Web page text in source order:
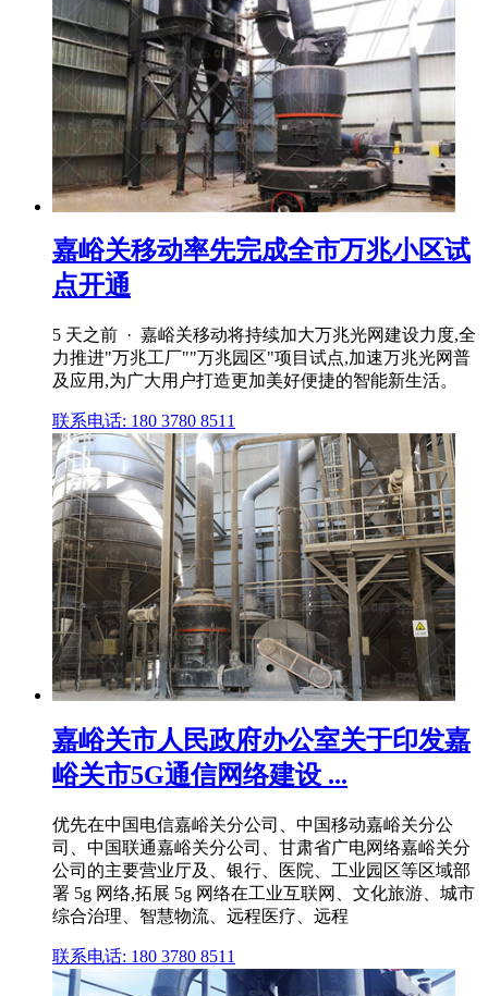
嘉峪关移动率先完成全市万兆小区试
点开通
5 天之前 · 嘉峪关移动将持续加大万兆光网建设力度,全
力推进"万兆工厂""万兆园区"项目试点,加速万兆光网普
及应用,为广大用户打造更加美好便捷的智能新生活。
联系电话: 180 3780 8511
嘉峪关市人民政府办公室关于印发嘉
峪关市5G通信网络建设 ...
优先在中国电信嘉峪关分公司、中国移动嘉峪关分公
司、中国联通嘉峪关分公司、甘肃省广电网络嘉峪关分
公司的主要营业厅及、银行、医院、工业园区等区域部
署 5g 网络,拓展 5g 网络在工业互联网、文化旅游、城市
综合治理、智慧物流、远程医疗、远程
联系电话: 180 3780 8511